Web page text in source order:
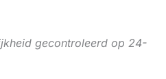
gecontroleerd op 24-